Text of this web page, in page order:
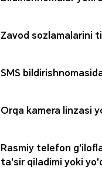
Zavod sozlamalarini
SMS
Orqa kamera linzasi
Rasmiy telefon
ta'sir qiladimi yoki